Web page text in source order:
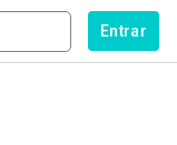
Entrar